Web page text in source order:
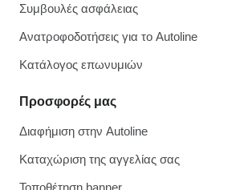
Συμβουλές ασφάλειας
Ανατροφοδοτήσεις για το Autoline
Κατάλογος επωνυμιών
Προσφορές μας
Διαφήμιση στην Autoline
Καταχώριση της αγγελίας σας
Τοποθέτηση banner